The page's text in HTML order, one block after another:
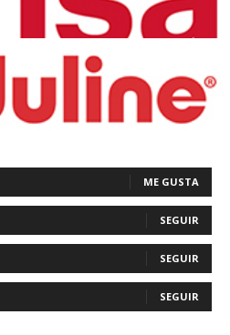
ME GUSTA
SEGUIR
SEGUIR
SEGUIR